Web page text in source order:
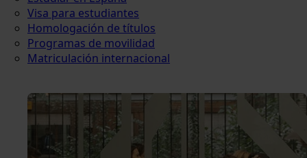
Visa para estudiantes
Homologación de títulos
Programas de movilidad
Matriculación internacional